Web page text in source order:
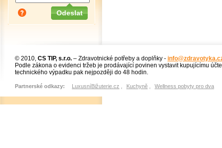
© 2010, CS TIP, s.r.o. – Zdravotnické potřeby a doplňky -
Podle zákona o evidenci tržeb je prodávající povinen vystavit kupujícímu
technického výpadku pak nejpozději do 48 hodin.
Partnerské odkazy: LuxusníBižuterie.cz Kuchyně Wellness pobyty pro dva